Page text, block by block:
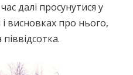
далі просунутися у
висновках про нього,